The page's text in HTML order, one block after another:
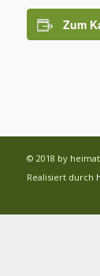
Zum
© 2018 by
Realisiert durch